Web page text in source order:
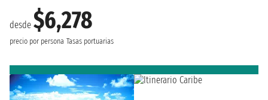
desde $6,278
precio por persona Tasas portuarias